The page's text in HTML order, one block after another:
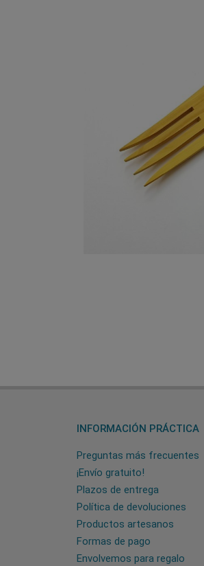
INFORMACIÓN PRÁCTICA
Preguntas más frecuentes
¡Envío gratuito!
Plazos de entrega
Política de devoluciones
Productos artesanos
Formas de pago
Envolvemos para regalo